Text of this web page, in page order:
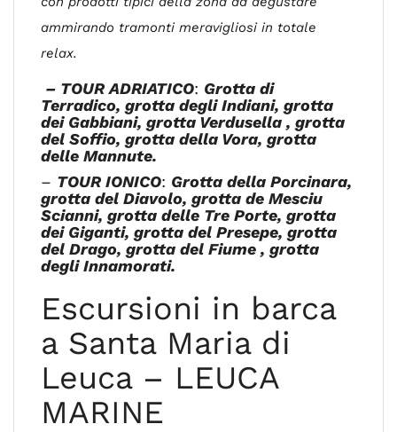
ammirando tramonti meravigliosi in totale
relax.
– TOUR ADRIATICO: Grotta di
Terradico, grotta degli Indiani, grotta
dei Gabbiani, grotta Verdusella , grotta
del Soffio, grotta della Vora, grotta
delle Mannute.
– TOUR IONICO: Grotta della Porcinara,
grotta del Diavolo, grotta de Mesciu
Scianni, grotta delle Tre Porte, grotta
dei Giganti, grotta del Presepe, grotta
del Drago, grotta del Fiume , grotta
degli Innamorati.
Escursioni in barca
a Santa Maria di
Leuca – LEUCA
MARINE